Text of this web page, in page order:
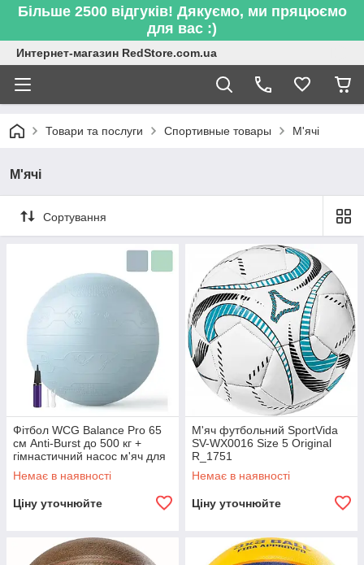
Більше 2500 відгуків! Дякуємо, ми пряцюємо
для вас :)
Интернет-магазин RedStore.com.ua
Товари та послуги Спортивные товары М'ячі
М'ячі
Сортування
Фітбол WCG Balance Pro 65
см Anti-Burst до 500 кг +
гімнастичний насос м'яч для
фітнесу йоги R_2573
Немає в наявності
Ціну уточнюйте
М'яч футбольний SportVida
SV-WX0016 Size 5 Original
R_1751
Немає в наявності
Ціну уточнюйте